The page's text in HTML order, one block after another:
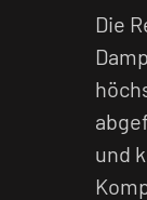
Die
und